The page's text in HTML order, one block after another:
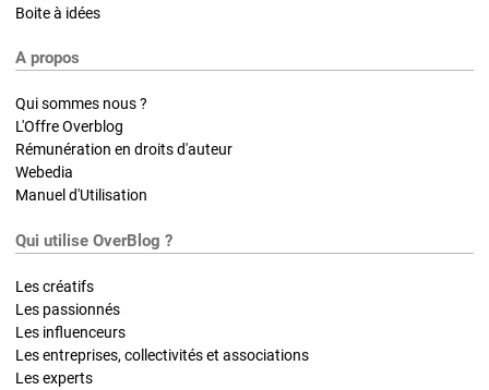
Boite à idées
A propos
Qui sommes nous ?
L'Offre Overblog
Rémunération en droits d'auteur
Webedia
Manuel d'Utilisation
Qui utilise OverBlog ?
Les créatifs
Les passionnés
Les influenceurs
Les entreprises, collectivités et associations
Les experts